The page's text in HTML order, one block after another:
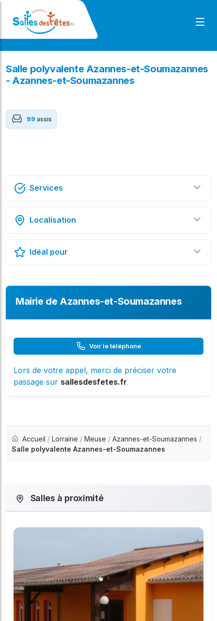
Salle polyvalente Azannes-et-Soumazannes
- Azannes-et-Soumazannes
99 assis
Services
Localisation
Idéal pour
Mairie de Azannes-et-Soumazannes
Voir le téléphone
Lors de votre appel, merci de préciser votre
passage sur sallesdesfetes.fr
Accueil / Lorraine / Meuse / Azannes-et-Soumazannes /
Salle polyvalente Azannes-et-Soumazannes
Salles à proximité